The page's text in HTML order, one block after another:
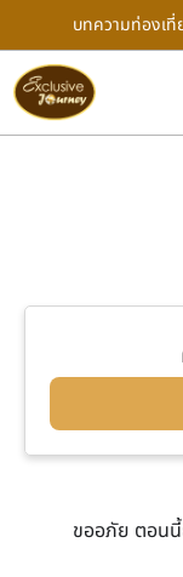
บทความท่องเที่
ขออภัย ตอน